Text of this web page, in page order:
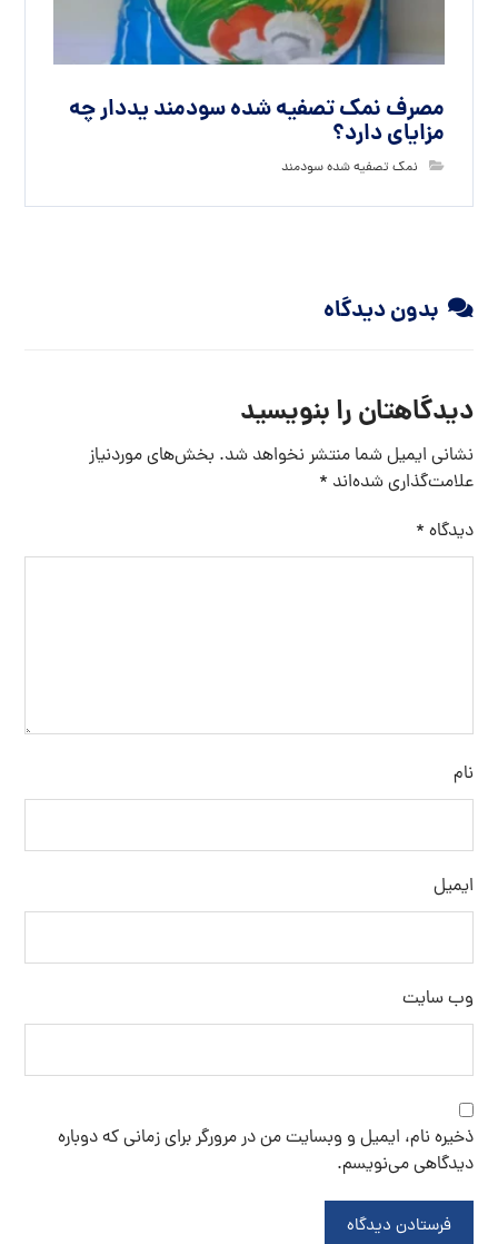
مصرف نمک تصفیه شده سودمند یددار چه
مزایای دارد؟
نمک تصفیه شده سودمند
بدون دیدگاه
دیدگاهتان را بنویسید
نشانی ایمیل شما منتشر نخواهد شد. بخش‌های موردنیاز
علامت‌گذاری شده‌اند *
دیدگاه *
نام
ایمیل
وب‌ سایت
ذخیره نام، ایمیل و وبسایت من در مرورگر برای زمانی که دوباره
دیدگاهی می‌نویسم.
فرستادن دیدگاه